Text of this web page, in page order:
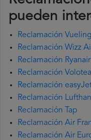
pueden
Reclamación Vueling
Reclamación Wizz
Reclamación Ryanair
Reclamación Volotea
Reclamación
Reclamación
Reclamación Tap
Reclamación Air
Reclamación Air